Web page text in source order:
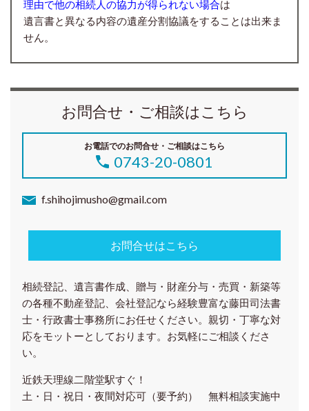
理由で他の相続人の協力が得られない場合は
遺言書と異なる内容の遺産分割協議をすることは出来ま
せん。
お問合せ・ご相談はこちら
お電話でのお問合せ・ご相談はこちら
0743-20-0801
f.shihojimusho@gmail.com
お問合せはこちら
相続登記、遺言書作成、贈与・財産分与・売買・新築等
の各種不動産登記、会社登記なら経験豊富な藤田司法書
士・行政書士事務所にお任せください。親切・丁寧な対
応をモットーとしております。お気軽にご相談くださ
い。
近鉄天理線二階堂駅すぐ！
土・日・祝日・夜間対応可（要予約） 無料相談実施中